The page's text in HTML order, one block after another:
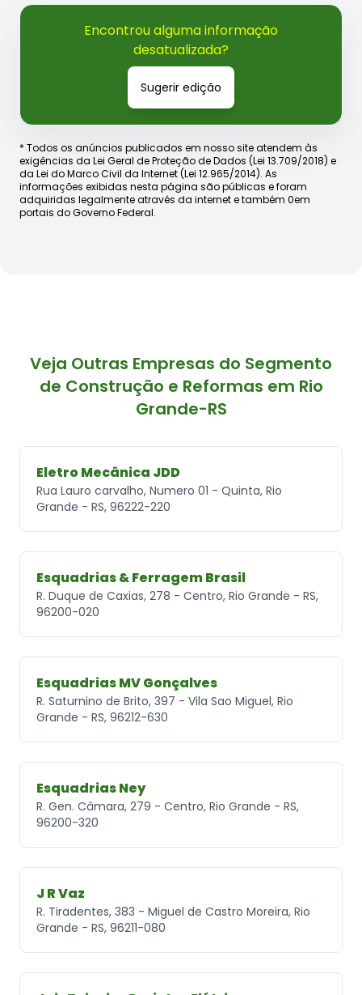
Encontrou alguma informação
desatualizada?
Sugerir edição
* Todos os anúncios publicados em nosso site atendem às
exigências da Lei Geral de Proteção de Dados (Lei 13.709/2018) e
da Lei do Marco Civil da Internet (Lei 12.965/2014). As
informações exibidas nesta página são públicas e foram
adquiridas legalmente através da internet e também 0em
portais do Governo Federal.
Veja Outras Empresas do Segmento
de Construção e Reformas em Rio
Grande-RS
Eletro Mecânica JDD
Rua Lauro carvalho, Numero 01 - Quinta, Rio
Grande - RS, 96222-220
Esquadrias & Ferragem Brasil
R. Duque de Caxias, 278 - Centro, Rio Grande - RS,
96200-020
Esquadrias MV Gonçalves
R. Saturnino de Brito, 397 - Vila Sao Miguel, Rio
Grande - RS, 96212-630
Esquadrias Ney
R. Gen. Câmara, 279 - Centro, Rio Grande - RS,
96200-320
J R Vaz
R. Tiradentes, 383 - Miguel de Castro Moreira, Rio
Grande - RS, 96211-080